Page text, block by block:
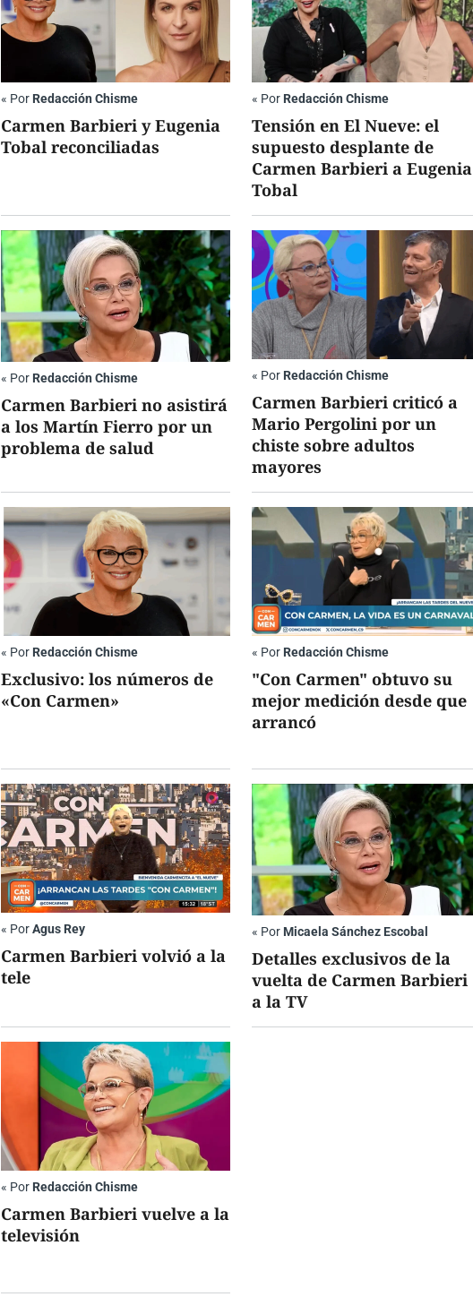
« Por Redacción Chisme
Carmen Barbieri y Eugenia
Tobal reconciliadas
« Por Redacción Chisme
Tensión en El Nueve: el
supuesto desplante de
Carmen Barbieri a Eugenia
Tobal
« Por Redacción Chisme
Carmen Barbieri no asistirá
a los Martín Fierro por un
problema de salud
« Por Redacción Chisme
Carmen Barbieri criticó a
Mario Pergolini por un
chiste sobre adultos
mayores
« Por Redacción Chisme
Exclusivo: los números de
«Con Carmen»
« Por Redacción Chisme
"Con Carmen" obtuvo su
mejor medición desde que
arrancó
« PorAgus Rey
Carmen Barbieri volvió a la
tele
« Por Micaela Sánchez Escobal
Detalles exclusivos de la
vuelta de Carmen Barbieri
a la TV
« Por Redacción Chisme
Carmen Barbieri vuelve a la
televisión